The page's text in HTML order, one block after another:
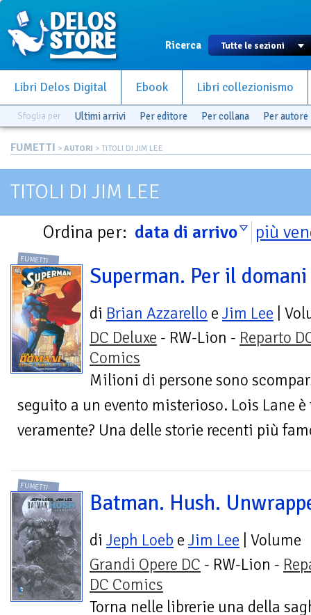
Ricerca
Libri Delos Digital Ebook Libri collezionismo
Sfoglia per Ultimi arrivi Per editore Per collana Per autore
FUMETTI > AUTORI > TITOLI DI JIM LEE
TITOLI DI JIM LEE
Ordina per: data di arrivo più
FUMETTI
Superman. Per il domani
di Brian Azzarello e Jim Lee |
DC Deluxe - RW-Lion - Reparto
Comics
Milioni di persone sono
seguito a un evento misterioso. Lois Lane è
veramente? Una delle storie recenti più
FUMETTI
Batman. Hush.
di Jeph Loeb e Jim Lee | Volume
Grandi Opere DC - RW-Lion -
DC Comics
Torna nelle librerie una della